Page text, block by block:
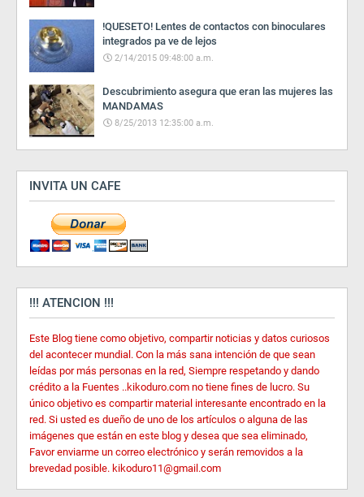
!QUESETO! Lentes de contactos con binoculares
integrados pa ve de lejos
2/14/2015 09:48:00 a.m.
Descubrimiento asegura que eran las mujeres las
MANDAMAS
8/25/2013 12:35:00 a.m.
INVITA UN CAFE
!!! ATENCION !!!
Este Blog tiene como objetivo, compartir noticias y datos curiosos
del acontecer mundial. Con la más sana intención de que sean
leídas por más personas en la red, Siempre respetando y dando
crédito a la Fuentes ..kikoduro.com no tiene fines de lucro. Su
único objetivo es compartir material interesante encontrado en la
red. Si usted es dueño de uno de los artículos o alguna de las
imágenes que están en este blog y desea que sea eliminado,
Favor enviarme un correo electrónico y serán removidos a la
brevedad posible. kikoduro11@gmail.com